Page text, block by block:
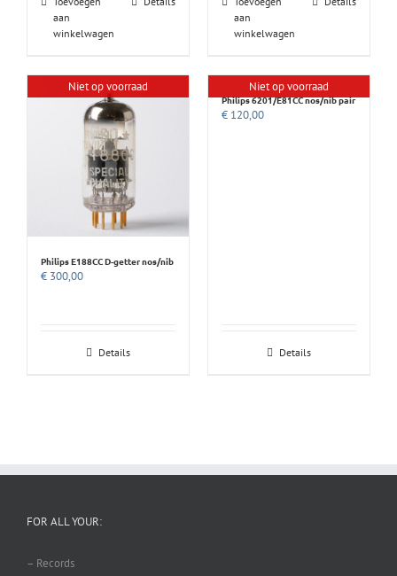
aan
winkelwagen
aan
winkelwagen
Niet op voorraad
Philips E188CC D-getter nos/nib
€ 300,00
Details
Niet op voorraad
Philips 6201/E81CC nos/nib pair
€ 120,00
Details
FOR ALL YOUR:
– Records